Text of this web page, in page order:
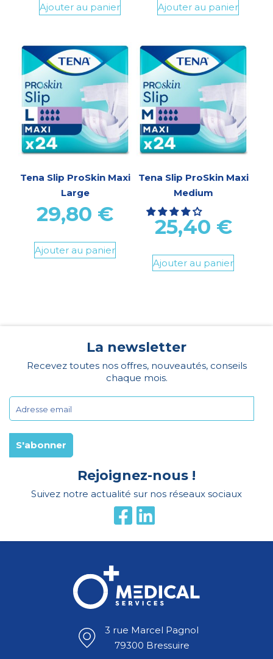
Ajouter au panier Ajouter au panier
Tena Slip ProSkin Maxi
Large
29,80 €
Ajouter au panier
Tena Slip ProSkin Maxi
Medium
25,40 €
Ajouter au panier
La newsletter
Recevez toutes nos offres, nouveautés, conseils
chaque mois.
Rejoignez-nous !
Suivez notre actualité sur nos réseaux sociaux
3 rue Marcel Pagnol
79300 Bressuire